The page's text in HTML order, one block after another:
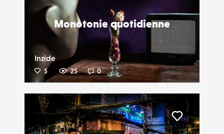
Monotonie quotidienne
Inzide
5 25 0
Liker